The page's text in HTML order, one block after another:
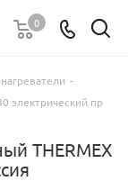
0
-
электрический пр
THERMEX